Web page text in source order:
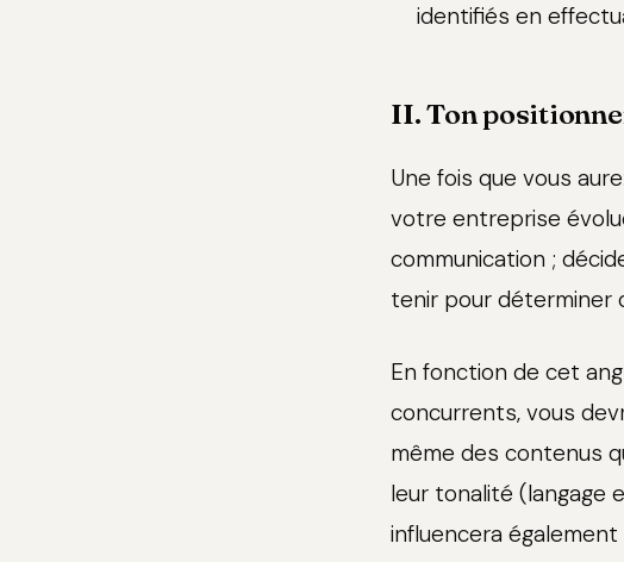
identifiés en
II. Ton
Une fois que vous
votre entreprise
communication ;
tenir pour déterminer
En fonction de cet
concurrents, vous
même des contenus
leur tonalité (langage
influencera